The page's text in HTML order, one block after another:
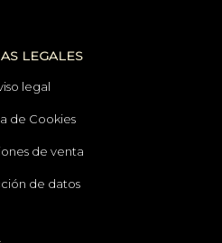
LEGALES
legal
de Cookies
de venta
de datos